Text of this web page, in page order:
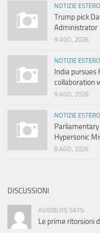
NOTIZIE ESTERO
Trump pick
Administrator
9 AGO, 2026
NOTIZIE ESTERO
India pursues
collaboration
9 AGO, 2026
NOTIZIE ESTERO
Hypersonic
8 AGO, 2026
DISCUSSIONI
AVIOBLOG SAYS:
Le prime ritorsioni